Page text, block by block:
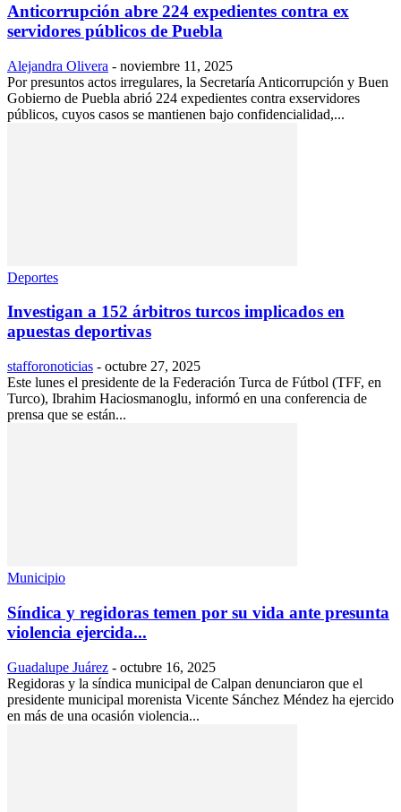
Anticorrupción abre 224 expedientes contra ex
servidores públicos de Puebla
Alejandra Olivera - noviembre 11, 2025
Por presuntos actos irregulares, la Secretaría Anticorrupción y Buen
Gobierno de Puebla abrió 224 expedientes contra exservidores
públicos, cuyos casos se mantienen bajo confidencialidad,...
Deportes
Investigan a 152 árbitros turcos implicados en
apuestas deportivas
stafforonoticias - octubre 27, 2025
Este lunes el presidente de la Federación Turca de Fútbol (TFF, en
Turco), Ibrahim Haciosmanoglu, informó en una conferencia de
prensa que se están...
Municipio
Síndica y regidoras temen por su vida ante presunta
violencia ejercida...
Guadalupe Juárez - octubre 16, 2025
Regidoras y la síndica municipal de Calpan denunciaron que el
presidente municipal morenista Vicente Sánchez Méndez ha ejercido
en más de una ocasión violencia...